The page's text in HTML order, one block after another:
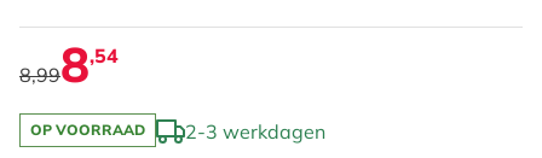
8,998,54
OP VOORRAAD 2-3 werkdagen